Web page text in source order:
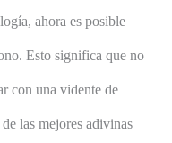
ahora es posible
Esto significa que no
con una vidente de
las mejores adivinas